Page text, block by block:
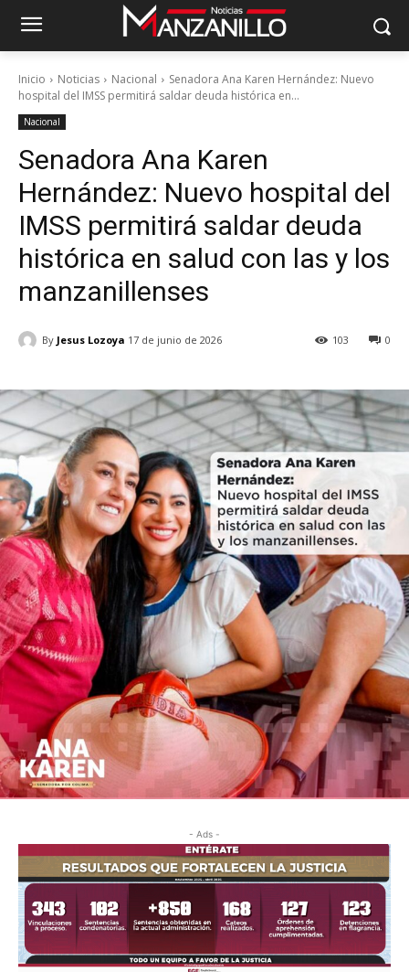
Inicio Noticias Nacional
Senadora Ana Karen Hernández: Nuevo
hospital del IMSS permitirá saldar deuda histórica en...
Nacional
Senadora Ana Karen
Hernández: Nuevo hospital del
IMSS permitirá saldar deuda
histórica en salud con las y los
manzanillenses
By Jesus Lozoya 17 de junio de 2026 0
103
- Ads -